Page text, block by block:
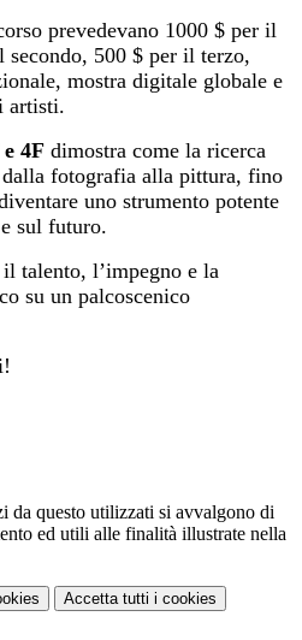
prevedevano 1000 $ per il
500 $ per il terzo,
mostra digitale globale e
artisti.
e 4F dimostra come la ricerca
fotografia alla pittura, fino
uno strumento potente
sul futuro.
talento, l’impegno e la
su un palcoscenico
da questo utilizzati si avvalgono di
ed utili alle finalità illustrate nella
Accetta tutti i cookies